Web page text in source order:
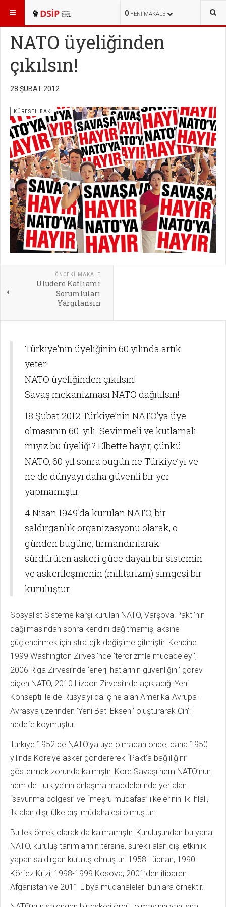
0 YENI MAKALE
BURADASINIZ: KAMPANYALAR KÜRESEL BAK
NATO üyeliğinden
çıkılsın!
28 ŞUBAT 2012
KÜRESEL BAK
ÖNCEKI MAKALE
Uludere Katliamı
Sorumluları
Yargılansın
Türkiye’nin üyeliğinin 60.yılında artık
yeter!
NATO üyeliğinden çıkılsın!
Savaş mekanizması NATO dağıtılsın!
18 Şubat 2012 Türkiye’nin NATO’ya üye
olmasının 60. yılı. Sevinmeli ve kutlamalı
mıyız bu üyeliği? Elbette hayır, çünkü
NATO, 60 yıl sonra bugün ne Türkiye’yi ve
ne de dünyayı daha güvenli bir yer
yapmamıştır.
4 Nisan 1949′da kurulan NATO, bir
saldırganlık organizasyonu olarak, o
günden bugüne, tırmandırılarak
sürdürülen askeri güce dayalı bir sistemin
ve askerileşmenin (militarizm) simgesi bir
kuruluştur.
Sosyalist Sisteme karşı kurulan NATO, Varşova Paktı’nın
dağılmasından sonra kendini dağıtmamış, aksine
güçlendirmek için stratejik değişime gitmiştir. Kendine
1999 Washington Zirvesi’nde ‘terörizmle mücadeleyi’,
2006 Riga Zirvesi’nde ‘enerji hatlarının güvenliğini’ görev
biçen NATO, 2010 Lizbon Zirvesi’nde açıkladığı Yeni
Konsepti ile de Rusya’yı da içine alan Amerika-Avrupa-
Avrasya üzerinden ‘Yeni Batı Ekseni’ oluşturarak Çin’i
hedefe koymuştur.
Türkiye 1952 de NATO’ya üye olmadan önce, daha 1950
yılında Kore’ye asker göndererek “Pakt’a bağlılığını”
göstermek zorunda kalmıştır. Kore Savaşı hem NATO’nun
hem de Türkiye’nin anlaşma maddelerinde yer alan
“savunma bölgesi” ve “meşru müdafaa” ilkelerinin ilk ihlali,
ilk alan dışı, ülke dışı müdahalesi olmuştur.
Bu tek örnek olarak da kalmamıştır. Kuruluşundan bu yana
NATO, kuruluş tanımlarının tersine, sürekli alan dışı etkinlik
yapan saldırgan kuruluş olmuştur. 1958 Lübnan, 1990
Körfez Krizi, 1998-1999 Kosova, 2001’den itibaren
Afganistan ve 2011 Libya müdahaleleri bunlara örnektir.